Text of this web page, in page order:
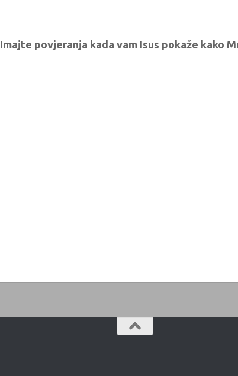
Imajte povjeranja kada vam Isus pokaže kako